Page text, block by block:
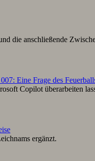
die anschließende
Eine Frage des
Copilot überarbeiten
ergänzt.